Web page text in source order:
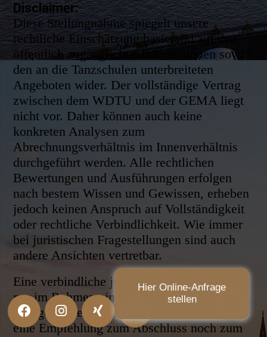
Disclaimer:
Diese Stellungnahme spiegelt unsere
rechtliche Einschätzung basierend auf den
öffentlich zugänglichen Informationen sowie
den an die Tanzschulen unterbreiteten
Angeboten wider. Der vollständige Vertrag
zwischen dem WDTU und der GEMA liegt
nicht vor. Daher können auch keine
konkreten Analysen zum
Abrechnungsverhältnis im Innenverhältnis
durchgeführt werden. Alle rechtlichen
Bewertungen und Ausführungen erfolgen
nach bestem Wissen und Gewissen, erheben
jedoch keinen Anspruch auf Vollständigkeit
oder rechtliche Verbindlichkeit. Wie immer
bei juristischen Fragestellungen sind auch
andere Ansichten vertretbar.
Eine verbindliche juristische Beratung kann
nur im Rahmen eines individuellen Mandats
erfolgen. Diese Stellungnahme stellt weder
eine Empfehlung zum Abschluss noch zum
Hier Online-Anfrage
stellen